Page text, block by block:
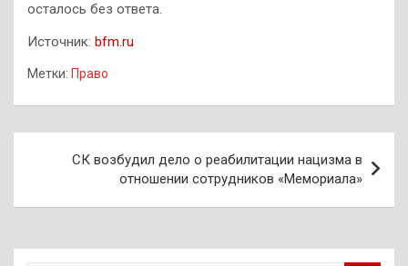
осталось без ответа.
Источник: bfm.ru
Метки: Право
записям
СК возбудил дело о реабилитации нацизма в
отношении сотрудников «Мемориала»